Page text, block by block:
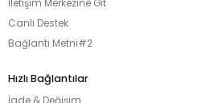
İletişim Merkezine Git
Canlı Destek
Bağlantı Metni#2
Hızlı Bağlantılar